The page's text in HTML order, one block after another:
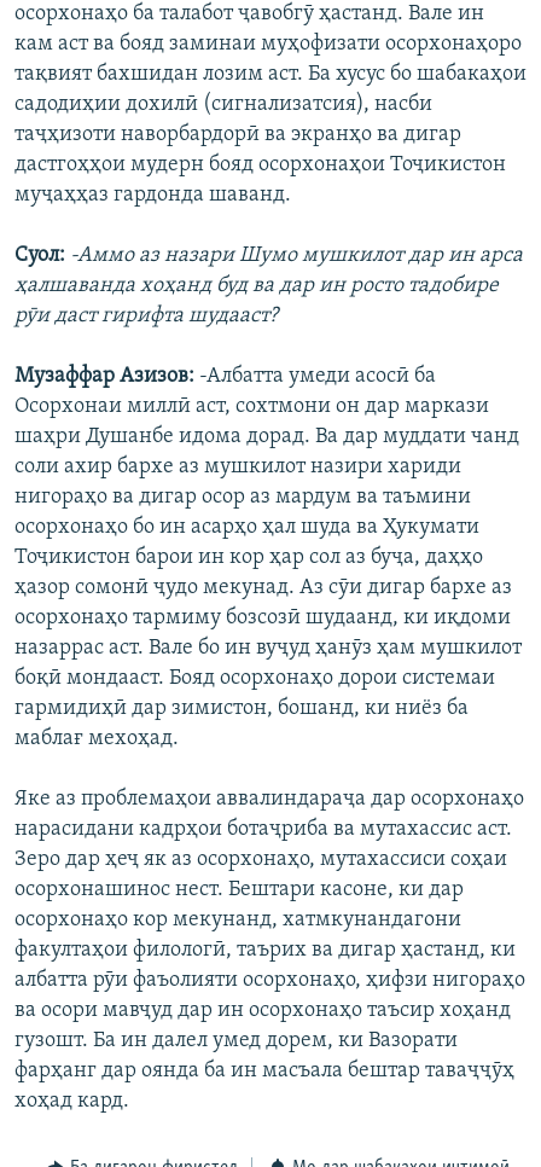
осорхонаҳо ба талабот ҷавобгӯ ҳастанд. Вале ин
кам аст ва бояд заминаи муҳофизати осорхонаҳоро
тақвият бахшидан лозим аст. Ба хусус бо шабакаҳои
садодиҳии дохилӣ (сигнализатсия), насби
таҷҳизоти наворбардорӣ ва экранҳо ва дигар
дастгоҳҳои мудерн бояд осорхонаҳои Тоҷикистон
муҷаҳҳаз гардонда шаванд.
Суол: -Аммо аз назари Шумо мушкилот дар ин арса
ҳалшаванда хоҳанд буд ва дар ин росто тадобире
рӯи даст гирифта шудааст?
Музаффар Азизов: -Албатта умеди асосӣ ба
Осорхонаи миллӣ аст, сохтмони он дар маркази
шаҳри Душанбе идома дорад. Ва дар муддати чанд
соли ахир бархе аз мушкилот назири хариди
нигораҳо ва дигар осор аз мардум ва таъмини
осорхонаҳо бо ин асарҳо ҳал шуда ва Ҳукумати
Тоҷикистон барои ин кор ҳар сол аз буҷа, даҳҳо
ҳазор сомонӣ ҷудо мекунад. Аз сӯи дигар бархе аз
осорхонаҳо тармиму бозсозӣ шудаанд, ки иқдоми
назаррас аст. Вале бо ин вуҷуд ҳанӯз ҳам мушкилот
боқӣ мондааст. Бояд осорхонаҳо дорои системаи
гармидиҳӣ дар зимистон, бошанд, ки ниёз ба
маблағ мехоҳад.
Яке аз проблемаҳои аввалиндараҷа дар осорхонаҳо
нарасидани кадрҳои ботаҷриба ва мутахассис аст.
Зеро дар ҳеҷ як аз осорхонаҳо, мутахассиси соҳаи
осорхонашинос нест. Бештари касоне, ки дар
осорхонаҳо кор мекунанд, хатмкунандагони
факултаҳои филологӣ, таърих ва дигар ҳастанд, ки
албатта рӯи фаъолияти осорхонаҳо, ҳифзи нигораҳо
ва осори мавҷуд дар ин осорхонаҳо таъсир хоҳанд
гузошт. Ба ин далел умед дорем, ки Вазорати
фарҳанг дар оянда ба ин масъала бештар таваҷҷӯҳ
хоҳад кард.